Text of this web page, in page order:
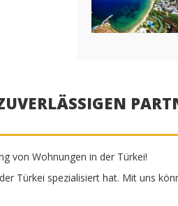
von Wohnungen in der Türkei!
Türkei spezialisiert hat. Mit uns